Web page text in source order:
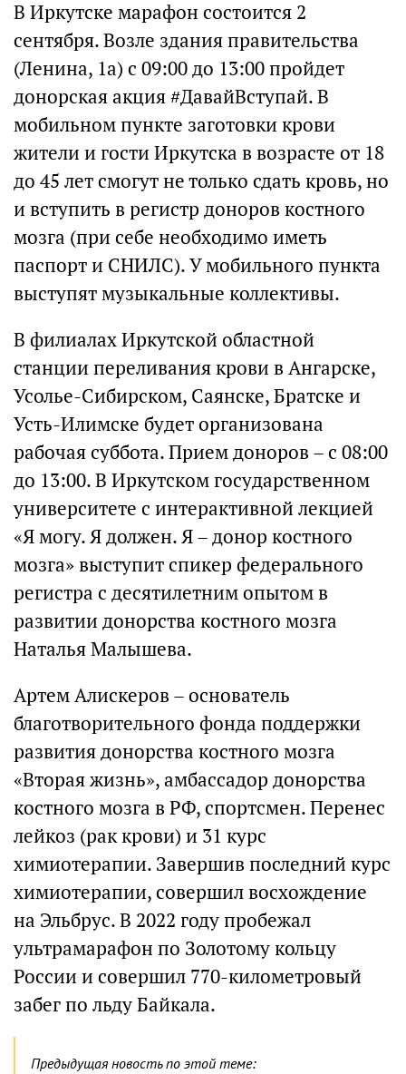
В Иркутске марафон состоится 2
сентября. Возле здания правительства
(Ленина, 1а) с 09:00 до 13:00 пройдет
донорская акция #ДавайВступай. В
мобильном пункте заготовки крови
жители и гости Иркутска в возрасте от 18
до 45 лет смогут не только сдать кровь, но
и вступить в регистр доноров костного
мозга (при себе необходимо иметь
паспорт и СНИЛС). У мобильного пункта
выступят музыкальные коллективы.
В филиалах Иркутской областной
станции переливания крови в Ангарске,
Усолье-Сибирском, Саянске, Братске и
Усть-Илимске будет организована
рабочая суббота. Прием доноров – с 08:00
до 13:00. В Иркутском государственном
университете с интерактивной лекцией
«Я могу. Я должен. Я – донор костного
мозга» выступит спикер федерального
регистра с десятилетним опытом в
развитии донорства костного мозга
Наталья Малышева.
Артем Алискеров – основатель
благотворительного фонда поддержки
развития донорства костного мозга
«Вторая жизнь», амбассадор донорства
костного мозга в РФ, спортсмен. Перенес
лейкоз (рак крови) и 31 курс
химиотерапии. Завершив последний курс
химиотерапии, совершил восхождение
на Эльбрус. В 2022 году пробежал
ультрамарафон по Золотому кольцу
России и совершил 770-километровый
забег по льду Байкала.
Предыдущая новость по этой теме: